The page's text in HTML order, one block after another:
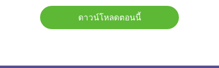
ดาวน์โหลดตอนนี้